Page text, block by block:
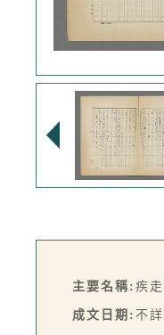
主要名稱: 疾
成文日期: 不詳